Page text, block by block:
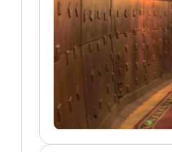
Для взрослых 21
Бункеры, диггеры
Сталинские высотки3